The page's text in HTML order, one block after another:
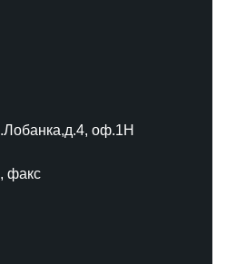
оф.1H
, факс